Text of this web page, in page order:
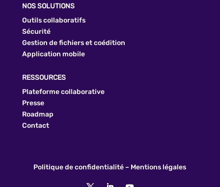
NOS SOLUTIONS
Outils collaboratifs
Sécurité
Gestion de fichiers et coédition
Application mobile
RESSOURCES
Plateforme collaborative
Presse
Roadmap
Contact
Politique de confidentialité– Mentions légales